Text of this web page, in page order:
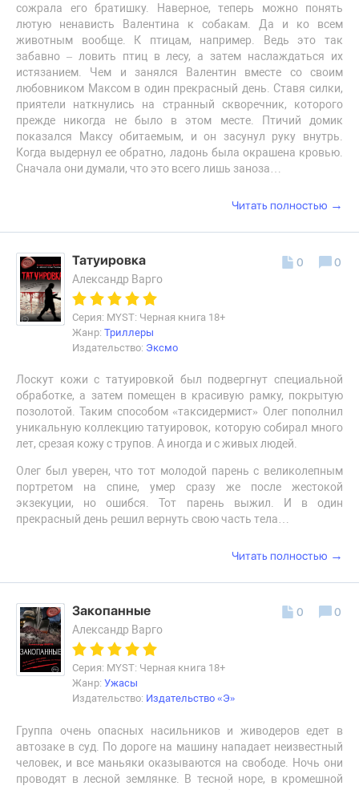
сожрала его братишку. Наверное, теперь можно понять
лютую ненависть Валентина к собакам. Да и ко всем
животным вообще. К птицам, например. Ведь это так
забавно – ловить птиц в лесу, а затем наслаждаться их
истязанием. Чем и занялся Валентин вместе со своим
любовником Максом в один прекрасный день. Ставя силки,
приятели наткнулись на странный скворечник, которого
прежде никогда не было в этом месте. Птичий домик
показался Максу обитаемым, и он засунул руку внутрь.
Когда выдернул ее обратно, ладонь была окрашена кровью.
Сначала они думали, что это всего лишь заноза…
Читать полностью →
Татуировка
Александр Варго
Серия: MYST: Черная книга 18+
Жанр: Триллеры
Издательство: Эксмо
Лоскут кожи с татуировкой был подвергнут специальной
обработке, а затем помещен в красивую рамку, покрытую
позолотой. Таким способом «таксидермист» Олег пополнил
уникальную коллекцию татуировок, которую собирал много
лет, срезая кожу с трупов. А иногда и с живых людей.
Олег был уверен, что тот молодой парень с великолепным
портретом на спине, умер сразу же после жестокой
экзекуции, но ошибся. Тот парень выжил. И в один
прекрасный день решил вернуть свою часть тела…
0 0
Читать полностью →
Закопанные
Александр Варго
Серия: MYST: Черная книга 18+
Жанр: Ужасы
Издательство: Издательство «Э»
Группа очень опасных насильников и живодеров едет в
автозаке в суд. По дороге на машину нападает неизвестный
человек, и все маньяки оказываются на свободе. Ночь они
проводят в лесной землянке. В тесной норе, в кромешной
0 0